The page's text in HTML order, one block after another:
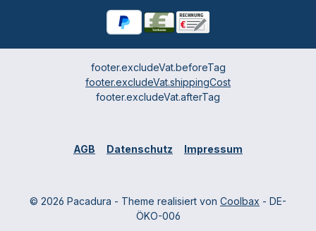
footer.excludeVat.beforeTag
footer.excludeVat.shippingCost
footer.excludeVat.afterTag
AGB Datenschutz Impressum
© 2026 Pacadura - Theme realisiert von Coolbax - DE-
ÖKO-006